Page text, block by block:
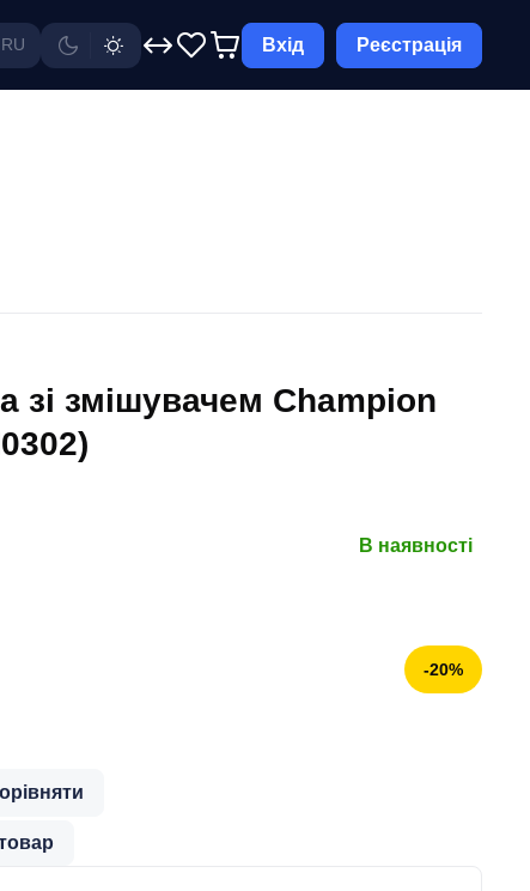
RU Вхід Реєстрація
зі змішувачем Champion
В наявності
-20%